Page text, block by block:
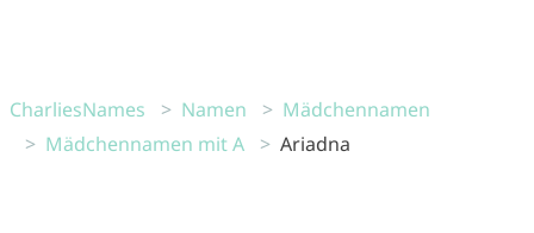
CharliesNames Namen
Mädchennamen
Mädchennamen mit A
Ariadna